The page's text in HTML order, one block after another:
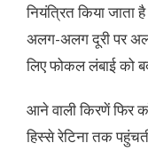
नियंत्रित किया जाता
अलग-अलग दूरी पर
लिए फोकल लंबाई को
आने वाली किरणें फिर
हिस्से रेटिना तक